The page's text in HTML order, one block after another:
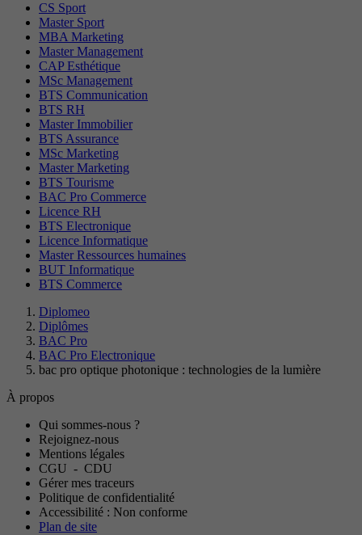
CS Sport
Master Sport
MBA Marketing
Master Management
CAP Esthétique
MSc Management
BTS Communication
BTS RH
Master Immobilier
BTS Assurance
MSc Marketing
Master Marketing
BTS Tourisme
BAC Pro Commerce
Licence RH
BTS Electronique
Licence Informatique
Master Ressources humaines
BUT Informatique
BTS Commerce
Diplomeo
Diplômes
BAC Pro
BAC Pro Electronique
bac pro optique photonique : technologies de la lumière
À propos
Qui sommes-nous ?
Rejoignez-nous
Mentions légales
CGU - CDU
Gérer mes traceurs
Politique de confidentialité
Accessibilité : Non conforme
Plan de site